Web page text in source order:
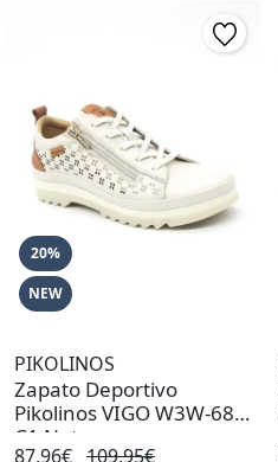
20%
NEW
PIKOLINOS
Zapato Deportivo
Pikolinos VIGO W3W-6841
C1 Nata
87,96€ 109,95€